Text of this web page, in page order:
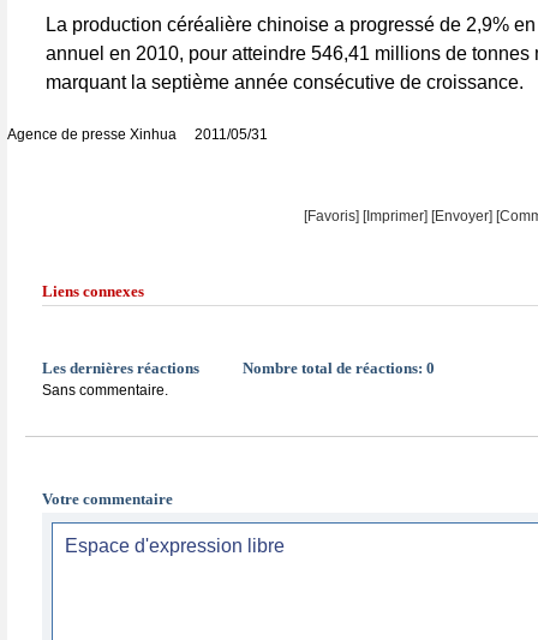
La production céréalière chinoise a progressé de 2,9%
annuel en 2010, pour atteindre 546,41 millions de tonnes
marquant la septième année consécutive de croissance.
Agence de presse Xinhua 2011/05/31
[Favoris] [Imprimer] [Envoyer]
Liens connexes
Les dernières réactions Nombre total de réactions: 0
Sans commentaire.
Votre commentaire